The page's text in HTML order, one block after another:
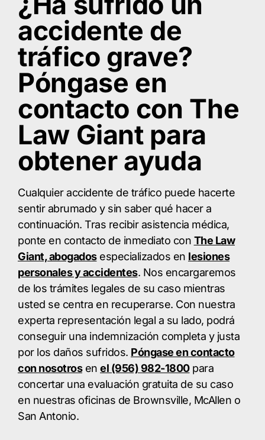
accidente de
tráfico grave?
Póngase en
contacto con The
Law Giant para
obtener ayuda
Cualquier accidente de tráfico puede hacerte
sentir abrumado y sin saber qué hacer a
continuación. Tras recibir asistencia médica,
ponte en contacto de inmediato con The Law
Giant, abogadosespecializados en lesiones
personales y accidentes. Nos encargaremos
de los trámites legales de su caso mientras
usted se centra en recuperarse. Con nuestra
experta representación legal a su lado, podrá
conseguir una indemnización completa y justa
por los daños sufridos. Póngase en contacto
con nosotrosen el (956) 982-1800para
concertar una evaluación gratuita de su caso
en nuestras oficinas de Brownsville, McAllen o
San Antonio.